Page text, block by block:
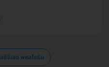
ซีจีเอช พหลโยธิน